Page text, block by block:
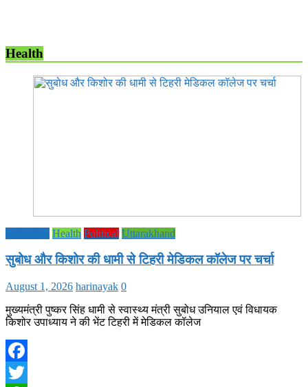
Health
Health Political Uttarakhand
सुबोध और किशोर की धामी से टिहरी मेडिकल कॉलेज पर चर्चा
August 1, 2026 harinayak 0
मुख्यमंत्री पुष्कर सिंह धामी से स्वास्थ्य मंत्री सुबोध उनियाल एवं विधायक
किशोर उपाध्याय ने की भेंट टिहरी में मेडिकल कॉलेज
Facebook